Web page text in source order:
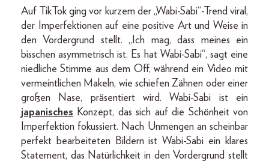
Auf TikTok ging vor kurzem der „Wabi-Sabi“-Trend viral,
der Imperfektionen auf eine positive Art und Weise in
den Vordergrund stellt. „Ich mag, dass meines ein
bisschen asymmetrisch ist. Es hat Wabi-Sabi“, sagt eine
niedliche Stimme aus dem Off, während ein Video mit
vermeintlichen Makeln, wie schiefen Zähnen oder einer
großen Nase, präsentiert wird. Wabi-Sabi ist ein
japanisches Konzept, das sich auf die Schönheit von
Imperfektion fokussiert. Nach Unmengen an scheinbar
perfekt bearbeiteten Bildern ist Wabi-Sabi ein klares
Statement, das Natürlichkeit in den Vordergrund stellt